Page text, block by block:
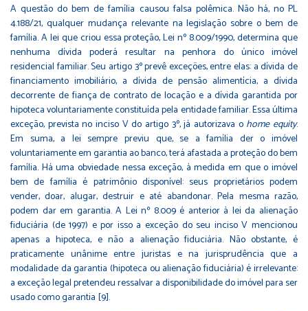
A questão do bem de família causou falsa polêmica. Não há, no PL
4.188/21, qualquer mudança relevante na legislação sobre o bem de
família. A lei que criou essa proteção, Lei nº 8.009/1990, determina que
nenhuma dívida poderá resultar na penhora do único imóvel
residencial familiar. Seu artigo 3º prevê exceções, entre elas: a dívida de
financiamento imobiliário, a dívida de pensão alimentícia, a dívida
decorrente de fiança de contrato de locação e a dívida garantida por
hipoteca voluntariamente constituída pela entidade familiar. Essa última
exceção, prevista no inciso V do artigo 3º, já autorizava o home equity.
Em suma, a lei sempre previu que, se a família der o imóvel
voluntariamente em garantia ao banco, terá afastada a proteção do bem
família. Há uma obviedade nessa exceção, à medida em que o imóvel
bem de família é patrimônio disponível: seus proprietários podem
vender, doar, alugar, destruir e até abandonar. Pela mesma razão,
podem dar em garantia. A Lei nº 8.009 é anterior à lei da alienação
fiduciária (de 1997) e por isso a exceção do seu inciso V mencionou
apenas a hipoteca, e não a alienação fiduciária. Não obstante, é
praticamente unânime entre juristas e na jurisprudência que a
modalidade da garantia (hipoteca ou alienação fiduciária) é irrelevante:
a exceção legal pretendeu ressalvar a disponibilidade do imóvel para ser
usado como garantia [9].